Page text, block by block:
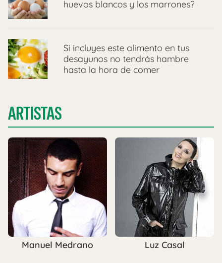
huevos blancos y los marrones?
Si incluyes este alimento en tus
desayunos no tendrás hambre
hasta la hora de comer
ARTISTAS
Manuel Medrano Luz Casal